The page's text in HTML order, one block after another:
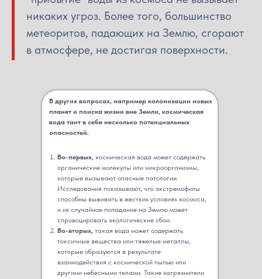
никаких угроз. Более того, большинство
метеоритов, падающих на Землю, сгорают
в атмосфере, не достигая поверхности.
В других вопросах, например колонизации новых
планет и поиска жизни вне Земли, космическая
вода таит в себе несколько потенциальных
опасностей.
Во-первых, космическая вода может содержать
органические молекулы или микроорганизмы,
которые вызывают опасные патологии.
Исследования показывают, что экстремофилы
способны выживать в жестких условиях космоса,
и их случайное попадание на Землю может
спровоцировать экологические сбои.
Во-вторых, такая вода может содержать
токсичные вещества или тяжелые металлы,
которые образуются в результате
взаимодействия с космической пылью или
другими небесными телами. Такие загрязнители